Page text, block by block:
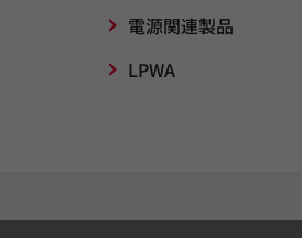
電源関連製品
LPWA